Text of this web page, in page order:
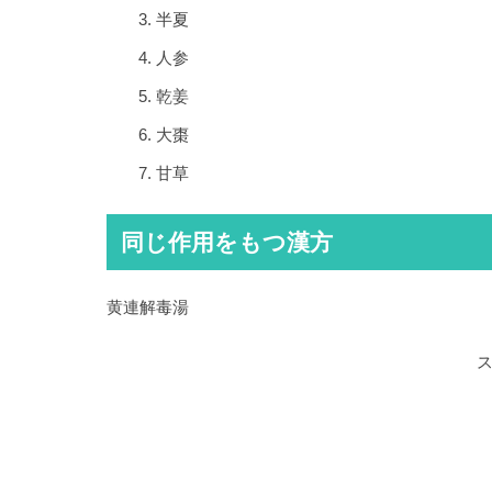
半夏
人参
乾姜
大棗
甘草
同じ作用をもつ漢方
黄連解毒湯